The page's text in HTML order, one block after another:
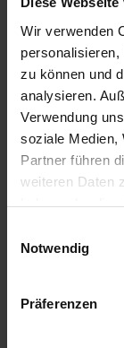
Wir verwenden
zu können und
analysieren.
Verwendung
soziale Medien,
Partner führen
weiteren Daten
unserer
Notwendig
Präferenzen
Amount: